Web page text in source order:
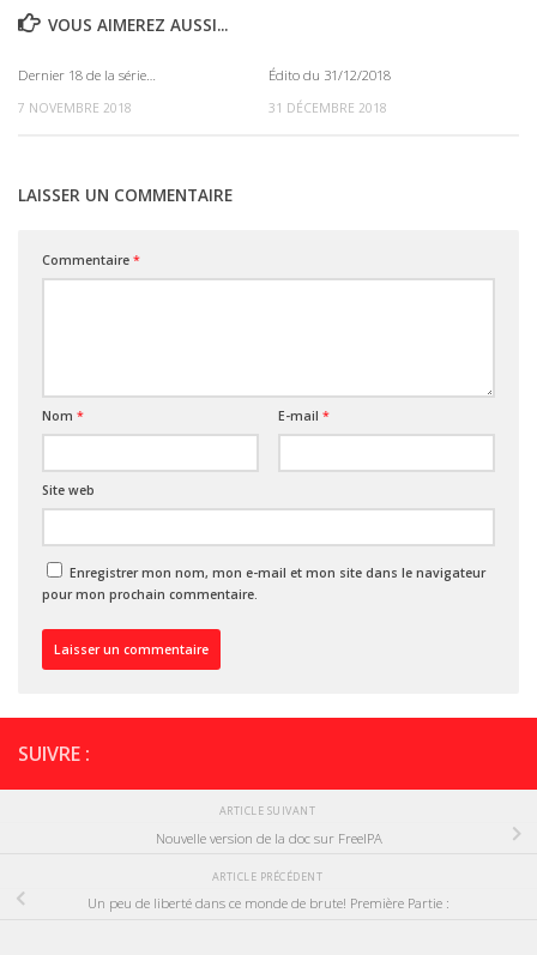
VOUS AIMEREZ AUSSI...
Dernier 18 de la série…
7 NOVEMBRE 2018
Édito du 31/12/2018
31 DÉCEMBRE 2018
LAISSER UN COMMENTAIRE
Commentaire *
Nom * E-mail *
Site web
Enregistrer mon nom, mon e-mail et mon site dans le navigateur
pour mon prochain commentaire.
SUIVRE :
ARTICLE SUIVANT
Nouvelle version de la doc sur FreeIPA
ARTICLE PRÉCÉDENT
Un peu de liberté dans ce monde de brute! Première Partie :